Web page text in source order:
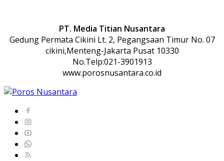
PT. Media Titian Nusantara
Gedung Permata Cikini Lt. 2, Pegangsaan Timur No. 07
cikini,Menteng-Jakarta Pusat 10330
No.Telp:021-3901913
www.porosnusantara.co.id